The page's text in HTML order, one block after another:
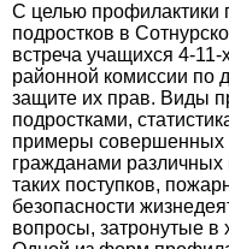
С целью профилактики
подростков в
встреча учащихся 4-
районной комиссии по
защите их прав. Виды
подростками,
примеры совершенных
гражданами
таких поступков,
безопасности
вопросы, затронутые